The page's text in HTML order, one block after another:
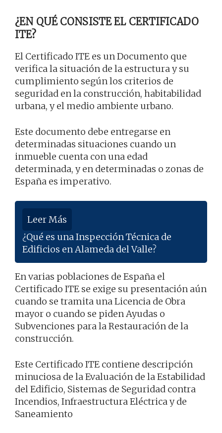
¿EN QUÉ CONSISTE EL CERTIFICADO
ITE?
El Certificado ITE es un Documento que
verifica la situación de la estructura y su
cumplimiento según los criterios de
seguridad en la construcción, habitabilidad
urbana, y el medio ambiente urbano.
Este documento debe entregarse en
determinadas situaciones cuando un
inmueble cuenta con una edad
determinada, y en determinadas o zonas de
España es imperativo.
Leer Más
¿Qué es una Inspección Técnica de
Edificios en Alameda del Valle?
En varias poblaciones de España el
Certificado ITE se exige su presentación aún
cuando se tramita una Licencia de Obra
mayor o cuando se piden Ayudas o
Subvenciones para la Restauración de la
construcción.
Este Certificado ITE contiene descripción
minuciosa de la Evaluación de la Estabilidad
del Edificio, Sistemas de Seguridad contra
Incendios, Infraestructura Eléctrica y de
Saneamiento